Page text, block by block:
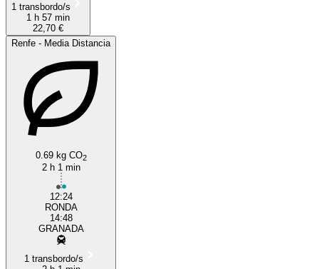
1 transbordo/s
1 h 57 min
22,70 €
Renfe - Media Distancia
0.69 kg CO2
2 h 1 min
12:24
RONDA
14:48
GRANADA
1 transbordo/s